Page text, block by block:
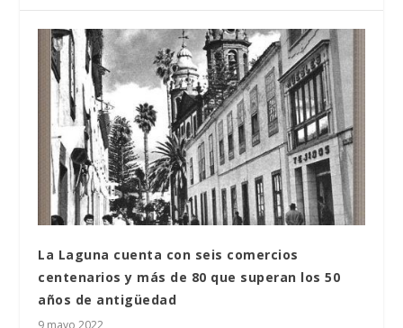
La Laguna cuenta con seis comercios
centenarios y más de 80 que superan los 50
años de antigüedad